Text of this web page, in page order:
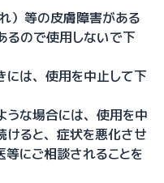
）等の皮膚障害がある
るので使用しないで下
には、使用を中止して下
うな場合には、使用を中
けると、症状を悪化させ
にご相談されることを